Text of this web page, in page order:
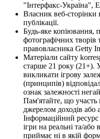
"Інтерфакс-Україна",
Власник веб-сторінки
публікації.
Будь-яке копіювання,
фотографічних творів
правовласника Getty
Матеріали сайту
старше 21 року (21+).
викликати ігрову
(принципів)
ознак залежності
Пам'ятайте, що участь
джерелом доходів або
Інформаційний
ігри на реальні та/або
приймає ні в якій